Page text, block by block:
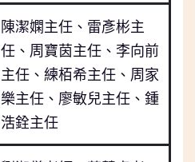
陳潔嫻主任、雷彥彬主
任、周寶茵主任、李向前
主任、練栢希主任、周家
樂主任、廖敏兒主任、鍾
浩銓主任